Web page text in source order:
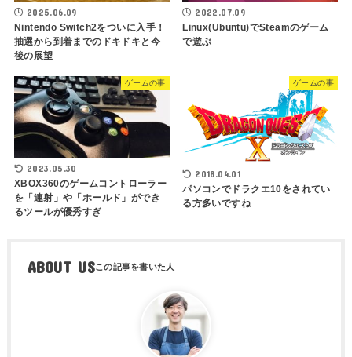
2025.06.09
Nintendo Switch2をついに入手！
抽選から到着までのドキドキと今
後の展望
2022.07.09
Linux(Ubuntu)でSteamのゲーム
で遊ぶ
ゲームの事
2023.05.30
XBOX360のゲームコントローラー
を「連射」や「ホールド」ができ
るツールが優秀すぎ
ゲームの事
2018.04.01
パソコンでドラクエ10をされてい
る方多いですね
ABOUT US